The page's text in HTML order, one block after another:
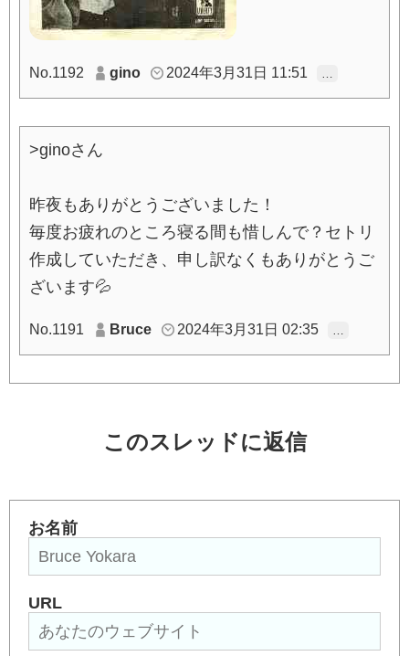
No.1192 gino 2024年3月31日 11:51
>ginoさん
昨夜もありがとうございました！
毎度お疲れのところ寝る間も惜しんで？セトリ
作成していただき、申し訳なくもありがとうご
ざいます💦
No.1191 Bruce 2024年3月31日 02:35
このスレッドに返信
お名前
URL